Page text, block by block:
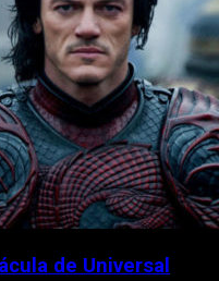
de Universal